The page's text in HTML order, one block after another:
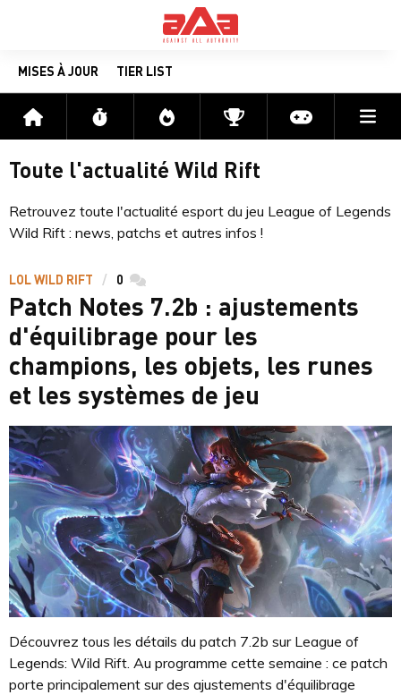
MISES À JOUR TIER LIST
Accueil Flux Directs CompétitionsActu jeux
Toute l'actualité Wild Rift
Retrouvez toute l'actualité esport du jeu League of Legends
Wild Rift : news, patchs et autres infos !
LOL WILD RIFT 0 commentaires
Patch Notes 7.2b : ajustements
d'équilibrage pour les
champions, les objets, les runes
et les systèmes de jeu
Découvrez tous les détails du patch 7.2b sur League of
Legends: Wild Rift. Au programme cette semaine : ce patch
porte principalement sur des ajustements d'équilibrage